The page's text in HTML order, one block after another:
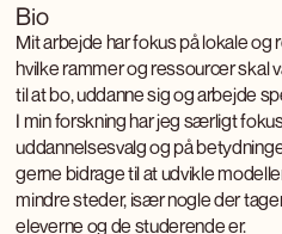
Bio
Mit arbejde har fokus på lokale og
hvilke rammer og ressourcer skal
til at bo, uddanne sig og arbejde
I min forskning har jeg særligt
uddannelsesvalg og på
gerne bidrage til at udvikle
mindre steder, især nogle der
eleverne og de studerende er.